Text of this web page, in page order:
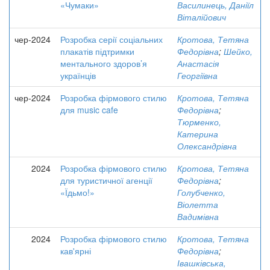
«Чумаки»
Василинець, Даніїл
Віталійович
чер-2024
Розробка серії соціальних
плакатів підтримки
ментального здоров’я
українців
Кротова, Тетяна
Федорівна; Шейко,
Анастасія
Георгіївна
чер-2024
Розробка фірмового стилю
для music cafe
Кротова, Тетяна
Федорівна;
Тюрменко,
Катерина
Олександрівна
2024
Розробка фірмового стилю
для туристичної агенції
«Їдьмо!»
Кротова, Тетяна
Федорівна;
Голубченко,
Віолетта
Вадимівна
2024
Розробка фірмового стилю
кав'ярні
Кротова, Тетяна
Федорівна;
Івашківська,